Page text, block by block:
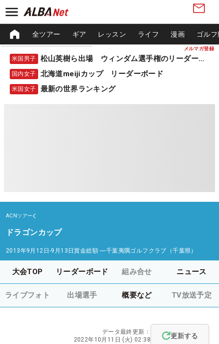
メルマガ登録
全ツアー ギア レッスン ライフ 漫画 ゴル
米国男子 松山英樹ら出場 ウィンダム選手権のリーダーボード
国内女子 北海道meijiカップ リーダーボード
米国女子 最新の世界ランキング
ACNツアー
ドラゴンカップ
2013年9月12日-9月13日賞金総額 ―千葉夷隅ゴルフクラブ（千葉県）
大会TOP リーダーボード 組み合せ ニュース
ライブフォト 出場選手 概要など TV放送予定
データ最終更新：
2022年10月11日 (火) 02:38
更新する